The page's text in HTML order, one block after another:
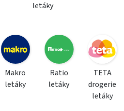
letáky
Makro
letáky
Ratio
letáky
TETA
drogerie
letáky